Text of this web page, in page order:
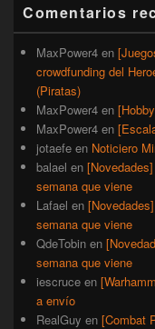
lateral
primaria
Comentarios
MaxPower4 en
crowdfunding del
(Piratas)
MaxPower4 en
MaxPower4 en
jotaefe en Noticiero
balael en
semana que viene
Lafael en
semana que viene
QdeTobin en
semana que viene
iescruce en
a envío
RealGuy en [Combat